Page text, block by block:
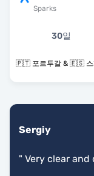
Sparks
30일
🇵🇹 포르투갈 & 🇪🇸 스
Sergiy
" Very clear and